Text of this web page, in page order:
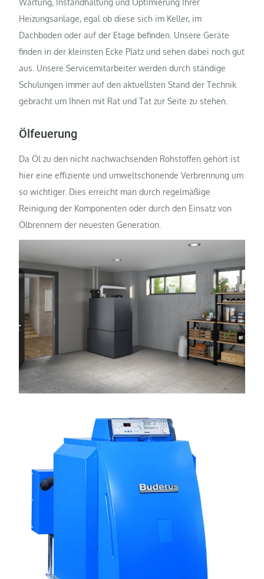
Wartung, Instandhaltung und Optimierung Ihrer
Heizungsanlage, egal ob diese sich im Keller, im
Dachboden oder auf der Etage befinden. Unsere Geräte
finden in der kleinsten Ecke Platz und sehen dabei noch gut
aus. Unsere Servicemitarbeiter werden durch ständige
Schulungen immer auf den aktuellsten Stand der Technik
gebracht um Ihnen mit Rat und Tat zur Seite zu stehen.
Ölfeuerung
Da Öl zu den nicht nachwachsenden Rohstoffen gehört ist
hier eine effiziente und umweltschonende Verbrennung um
so wichtiger. Dies erreicht man durch regelmäßige
Reinigung der Komponenten oder durch den Einsatz von
Ölbrennern der neuesten Generation.